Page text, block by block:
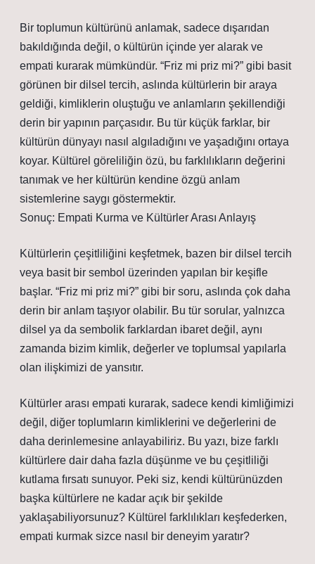
Bir toplumun kültürünü anlamak, sadece dışarıdan
bakıldığında değil, o kültürün içinde yer alarak ve
empati kurarak mümkündür. “Friz mi priz mi?” gibi basit
görünen bir dilsel tercih, aslında kültürlerin bir araya
geldiği, kimliklerin oluştuğu ve anlamların şekillendiği
derin bir yapının parçasıdır. Bu tür küçük farklar, bir
kültürün dünyayı nasıl algıladığını ve yaşadığını ortaya
koyar. Kültürel göreliliğin özü, bu farklılıkların değerini
tanımak ve her kültürün kendine özgü anlam
sistemlerine saygı göstermektir.
Sonuç: Empati Kurma ve Kültürler Arası Anlayış
Kültürlerin çeşitliliğini keşfetmek, bazen bir dilsel tercih
veya basit bir sembol üzerinden yapılan bir keşifle
başlar. “Friz mi priz mi?” gibi bir soru, aslında çok daha
derin bir anlam taşıyor olabilir. Bu tür sorular, yalnızca
dilsel ya da sembolik farklardan ibaret değil, aynı
zamanda bizim kimlik, değerler ve toplumsal yapılarla
olan ilişkimizi de yansıtır.
Kültürler arası empati kurarak, sadece kendi kimliğimizi
değil, diğer toplumların kimliklerini ve değerlerini de
daha derinlemesine anlayabiliriz. Bu yazı, bize farklı
kültürlere dair daha fazla düşünme ve bu çeşitliliği
kutlama fırsatı sunuyor. Peki siz, kendi kültürünüzden
başka kültürlere ne kadar açık bir şekilde
yaklaşabiliyorsunuz? Kültürel farklılıkları keşfederken,
empati kurmak sizce nasıl bir deneyim yaratır?